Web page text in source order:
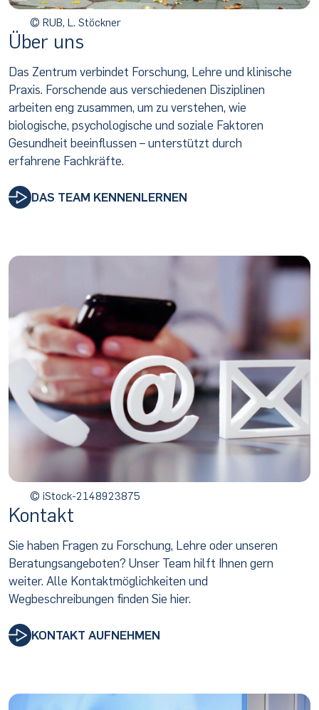
Über uns
Das Zentrum verbindet Forschung, Lehre und klinische
Praxis. Forschende aus verschiedenen Disziplinen
arbeiten eng zusammen, um zu verstehen, wie
biologische, psychologische und soziale Faktoren
Gesundheit beeinflussen – unterstützt durch
erfahrene Fachkräfte.
DAS TEAM KENNENLERNEN
© RUB, L. Stöckner
© iStock-2148923875
Kontakt
Sie haben Fragen zu Forschung, Lehre oder unseren
Beratungsangeboten? Unser Team hilft Ihnen gern
weiter. Alle Kontaktmöglichkeiten und
Wegbeschreibungen finden Sie hier.
KONTAKT AUFNEHMEN